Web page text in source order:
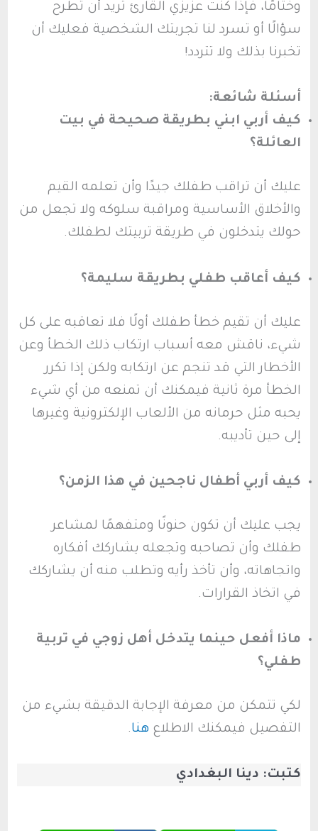
وختامًا، فإذا كنت عزيزي القارئ تريد أن تطرح
سؤالًا أو تسرد لنا تجربتك الشخصية فعليك أن
تخبرنا بذلك ولا تتردد!
أسئلة شائعة:
كيف أربي ابني بطريقة صحيحة في بيت
العائلة؟
عليك أن تراقب طفلك جيدًا وأن تعلمه القيم
والأخلاق الأساسية ومراقبة سلوكه ولا تجعل من
حولك يتدخلون في طريقة تربيتك لطفلك.
كيف أعاقب طفلي بطريقة سليمة؟
عليك أن تقيم خطأ طفلك أولًا فلا تعاقبه على كل
شيء، ناقش معه أسباب ارتكاب ذلك الخطأ وعن
الأخطار التي قد تنجم عن ارتكابه ولكن إذا تكرر
الخطأ مرة ثانية فيمكنك أن تمنعه من أي شيء
يحبه مثل حرمانه من الألعاب الإلكترونية وغيرها
إلى حين تأديبه.
كيف أربي أطفال ناجحين في هذا الزمن؟
يجب عليك أن تكون حنونًا ومتفهمًا لمشاعر
طفلك وأن تصاحبه وتجعله يشاركك أفكاره
واتجاهاته، وأن تأخذ رأيه وتطلب منه أن يشاركك
في اتخاذ القرارات.
ماذا أفعل حينما يتدخل أهل زوجي في تربية
طفلي؟
لكي تتمكن من معرفة الإجابة الدقيقة بشيء من
التفصيل فيمكنك الاطلاع هنا.
كتبت: دينا البغدادي